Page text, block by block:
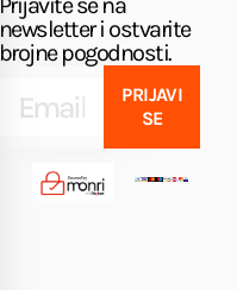
newsletter i ostvarite
brojne pogodnosti.
PRIJAVI
SE